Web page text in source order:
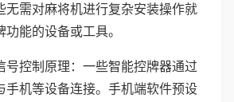
无需对麻将机进行复杂安装操作就
能的设备或工具。
号控制原理：一些智能控牌器通过
手机等设备连接。手机端软件预设